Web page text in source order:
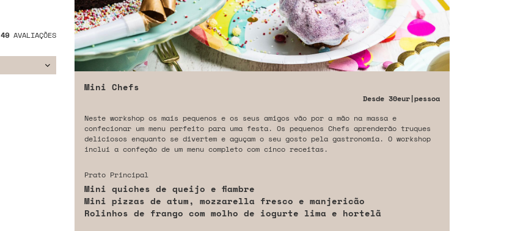
49AVALIAÇÕES
Mini Chefs
Desde 30eur|pessoa
Neste workshop os mais pequenos e os seus amigos vão por a mão na massa e
confecionar um menu perfeito para uma festa. Os pequenos Chefs aprenderão truques
deliciosos enquanto se divertem e aguçam o seu gosto pela gastronomia. O workshop
inclui a confeção de um menu completo com cinco receitas.
Prato Principal
Mini quiches de queijo e fiambre
Mini pizzas de atum, mozzarella fresco e manjericão
Rolinhos de frango com molho de iogurte lima e hortelã